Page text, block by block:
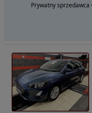
Prywatny sprzedawca